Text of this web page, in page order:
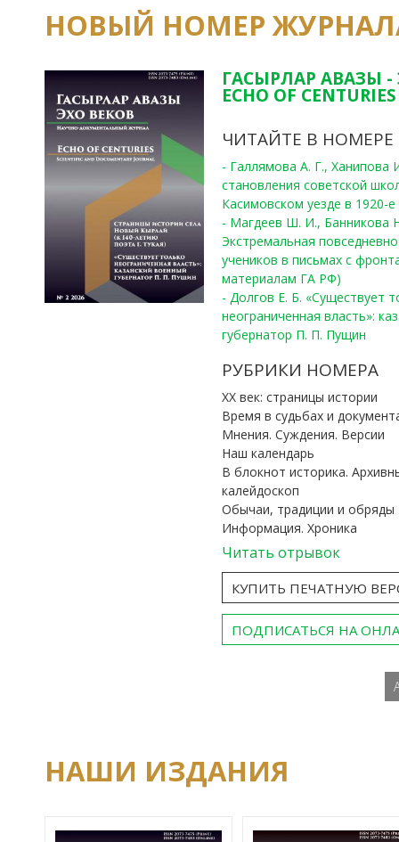
НОВЫЙ НОМЕР
ГАСЫРЛАР АВАЗЫ -
ECHO OF
ЧИТАЙТЕ В НОМЕРЕ
- Галлямова А. Г.,
становления советской
Касимовском уезде в 1920-е
- Магдеев Ш. И., Банникова
Экстремальная
учеников в письмах с
материалам ГА РФ)
- Долгов Е. Б. «Существует
неограниченная власть»:
губернатор П. П. Пущин
РУБРИКИ НОМЕРА
ХХ век: страницы истории
Время в судьбах и
Мнения. Суждения. Версии
Наш календарь
В блокнот историка.
калейдоскоп
Обычаи, традиции и обряды
Информация. Хроника
Читать отрывок
КУПИТЬ ПЕЧАТНУЮ
ПОДПИСАТЬСЯ НА
НАШИ ИЗДАНИЯ